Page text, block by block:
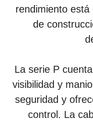
rendimiento
de
La serie P
visibilidad y
seguridad y
control. La